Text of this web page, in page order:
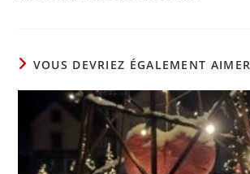
VOUS DEVRIEZ ÉGALEMENT AIMER